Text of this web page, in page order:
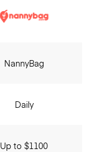
NannyBag
Daily
Up to $1100